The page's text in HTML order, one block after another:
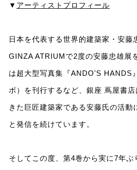
▼ アーティストプロフィール
日本を代表する世界的建築家・安藤
GINZA ATRIUMで2度の安藤忠雄展
は超大型写真集『ANDO'S HANDS
ボ）を刊行するなど、銀座 蔦屋書
きた巨匠建築家である安藤氏の活動
と発信を続けています。
そしてこの度、第4巻から実に7年ぶ